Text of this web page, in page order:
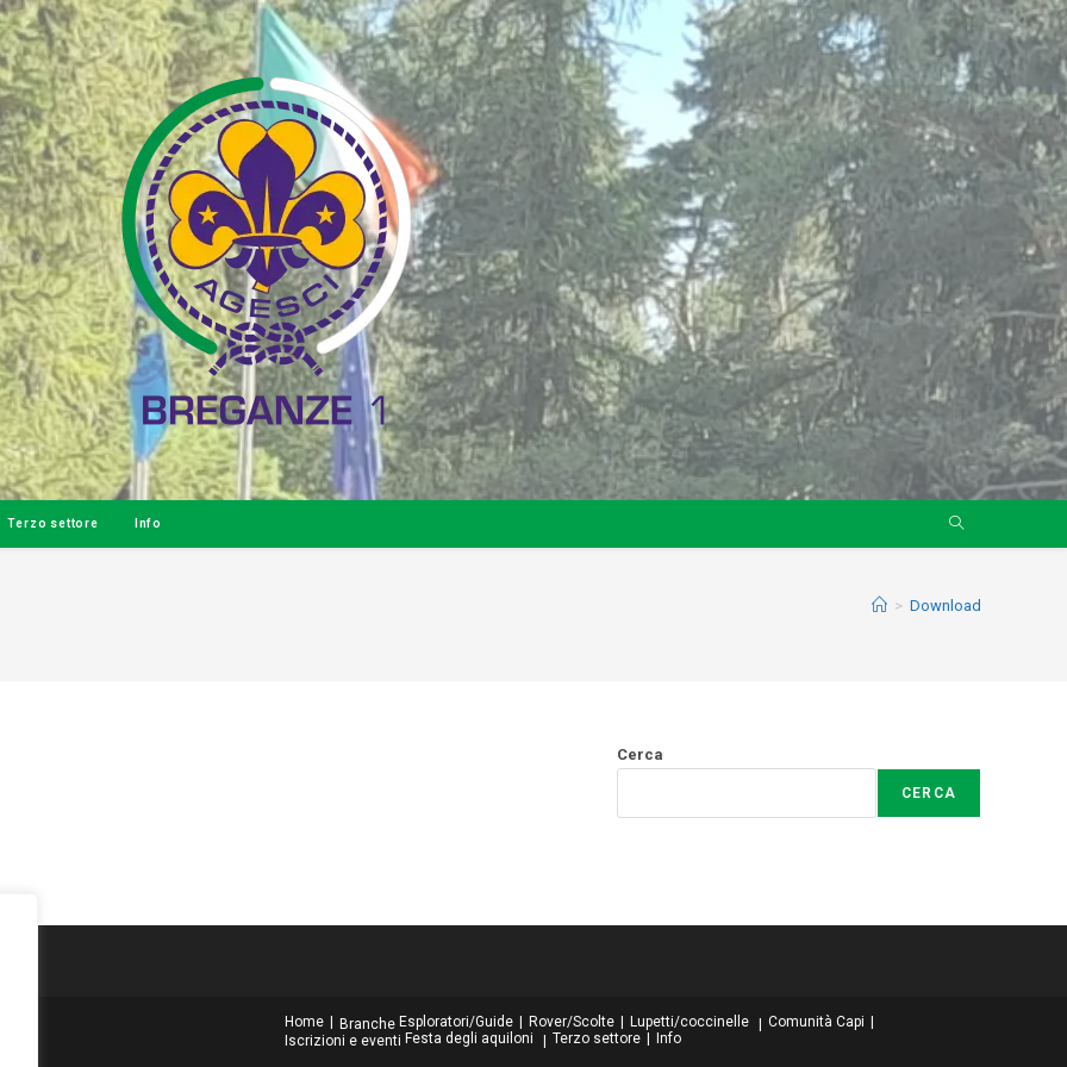
Terzo settore Info
> Download
Cerca
CERCA
Home Branche Esploratori/Guide Rover/Scolte Lupetti/coccinelle
Comunità Capi
Iscrizioni e eventi Festa degli aquiloni Terzo settore Info